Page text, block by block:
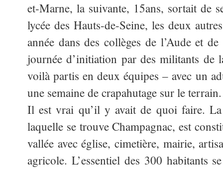
et-Marne, la suivante, 15ans, sortait de
lycée des Hauts-de-Seine, les deux
année dans des collèges de l’Aude et
journée d’initiation par des militants
voilà partis en deux équipes – avec un
une semaine de crapahutage sur le terrain.
Il est vrai qu’il y avait de quoi faire.
laquelle se trouve Champagnac, est
vallée avec église, cimetière, mairie,
agricole. L’essentiel des 300 habitants